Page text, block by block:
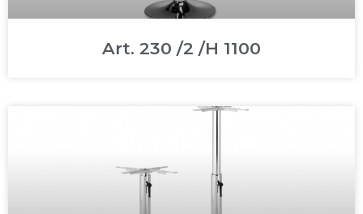
Art. 230 /2 /H 1100